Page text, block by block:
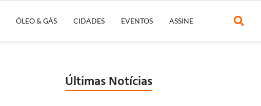
ÓLEO & GÁS CIDADES EVENTOS ASSINE
Últimas Notícias